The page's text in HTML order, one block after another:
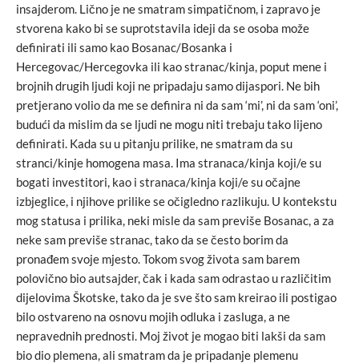
insajderom. Lično je ne smatram simpatičnom, i zapravo je
stvorena kako bi se suprotstavila ideji da se osoba može
definirati ili samo kao Bosanac/Bosanka i
Hercegovac/Hercegovka ili kao stranac/kinja, poput mene i
brojnih drugih ljudi koji ne pripadaju samo dijaspori. Ne bih
pretjerano volio da me se definira ni da sam ‘mi’, ni da sam ‘oni’,
budući da mislim da se ljudi ne mogu niti trebaju tako lijeno
definirati. Kada su u pitanju prilike, ne smatram da su
stranci/kinje homogena masa. Ima stranaca/kinja koji/e su
bogati investitori, kao i stranaca/kinja koji/e su očajne
izbjeglice, i njihove prilike se očigledno razlikuju. U kontekstu
mog statusa i prilika, neki misle da sam previše Bosanac, a za
neke sam previše stranac, tako da se često borim da
pronađem svoje mjesto. Tokom svog života sam barem
polovično bio autsajder, čak i kada sam odrastao u različitim
dijelovima Škotske, tako da je sve što sam kreirao ili postigao
bilo ostvareno na osnovu mojih odluka i zasluga, a ne
nepravednih prednosti. Moj život je mogao biti lakši da sam
bio dio plemena, ali smatram da je pripadanje plemenu